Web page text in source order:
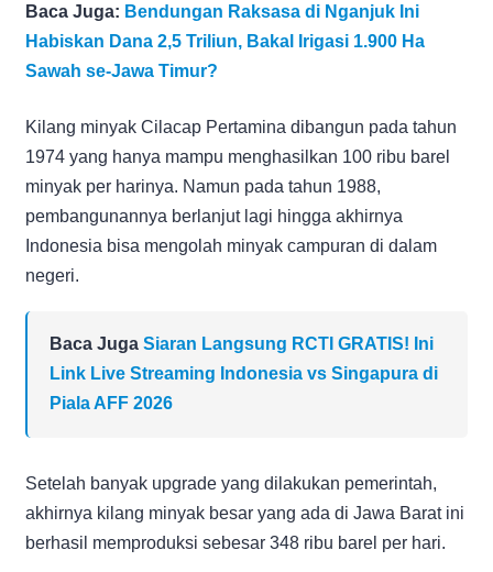
Baca Juga: Bendungan Raksasa di Nganjuk Ini
Habiskan Dana 2,5 Triliun, Bakal Irigasi 1.900 Ha
Sawah se-Jawa Timur?
Kilang minyak Cilacap Pertamina dibangun pada tahun
1974 yang hanya mampu menghasilkan 100 ribu barel
minyak per harinya. Namun pada tahun 1988,
pembangunannya berlanjut lagi hingga akhirnya
Indonesia bisa mengolah minyak campuran di dalam
negeri.
Baca Juga Siaran Langsung RCTI GRATIS! Ini
Link Live Streaming Indonesia vs Singapura di
Piala AFF 2026
Setelah banyak upgrade yang dilakukan pemerintah,
akhirnya kilang minyak besar yang ada di Jawa Barat ini
berhasil memproduksi sebesar 348 ribu barel per hari.